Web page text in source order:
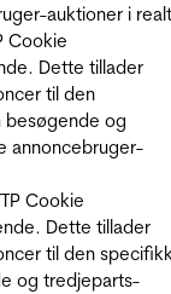
auktioner i
Cookie
Dette tillader
til den
besøgende og
annoncebruger-
Cookie
Dette tillader
til den
og tredjeparts-